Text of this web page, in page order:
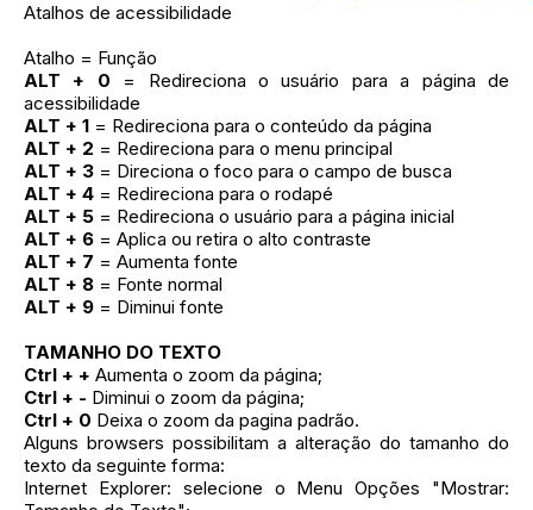
Atalhos de acessibilidade
Atalho = Função
ALT + 0 = Redireciona o usuário para a página de
acessibilidade
ALT + 1 = Redireciona para o conteúdo da página
ALT + 2 = Redireciona para o menu principal
ALT + 3 = Direciona o foco para o campo de busca
ALT + 4 = Redireciona para o rodapé
ALT + 5 = Redireciona o usuário para a página inicial
ALT + 6 = Aplica ou retira o alto contraste
ALT + 7 = Aumenta fonte
ALT + 8 = Fonte normal
ALT + 9 = Diminui fonte
TAMANHO DO TEXTO
Ctrl + + Aumenta o zoom da página;
Ctrl + - Diminui o zoom da página;
Ctrl + 0 Deixa o zoom da pagina padrão.
Alguns browsers possibilitam a alteração do tamanho do
texto da seguinte forma:
Internet Explorer: selecione o Menu Opções "Mostrar: